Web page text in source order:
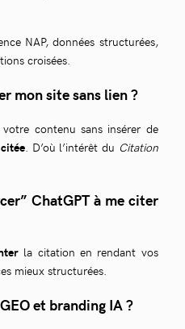
NAP, données structurées,
croisées.
mon site sans lien ?
contenu sans insérer de
. D’où l’intérêt du Citation
ChatGPT à me citer
la citation en rendant vos
mieux structurées.
et branding IA ?